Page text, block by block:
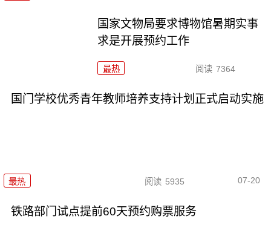
国家文物局要求博物馆暑期实事
求是开展预约工作
最热 阅读 7364
国门学校优秀青年教师培养支持计划正式启动实施
最热 阅读 5935 07-20
铁路部门试点提前60天预约购票服务